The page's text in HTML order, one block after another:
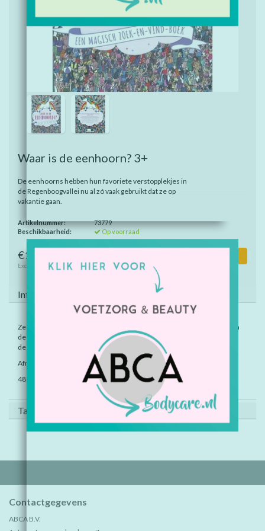
Waar is de eenhoorn? 3+
De eenhoorns hebben hun favoriete verstopplekjes in
de Regenboogvallei nu al zó vaak gebruikt dat ze op
vakantie gaan.
Artikelnummer:
73779
Beschikbaarheid:
Op voorraad
€11,00
Excl. btw
Informatie
Ze komen op de 17 mooiste verstopplekken van de wereld. De taak aan
de echte speurneuzen om alle zeven eenhoorns (één in elke kleur van
de regenboog) op elke tekening te vinden.
Afmeting: 28,9 x 22,3 cm
48 pagina's
Tags (0)
Contactgegevens
ABCA B.V.